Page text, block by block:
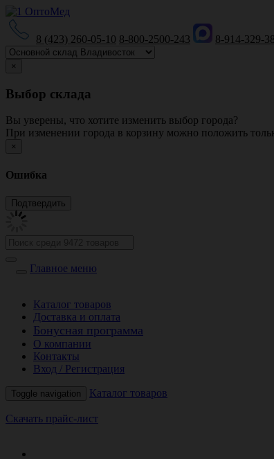
8 (423) 260-05-10 8-800-2500-243 8-914-329-
×
Выбор склада
Вы уверены, что хотите изменить выбор города?
При изменении города в корзину можно положить
×
Ошибка
Главное меню
Каталог товаров
Доставка и оплата
Бонусная программа
О компании
Контакты
Вход / Регистрация
Toggle navigation Каталог товаров
Скачать прайс-лист